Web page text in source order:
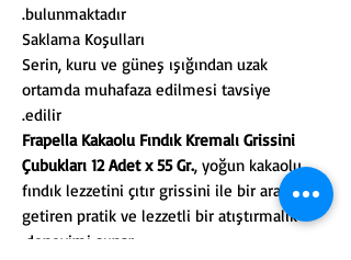
bulunmaktadır.
Saklama Koşulları
Serin, kuru ve güneş ışığından uzak
ortamda muhafaza edilmesi tavsiye
edilir.
Frapella Kakaolu Fındık Kremalı Grissini
Çubukları 12 Adet x 55 Gr., yoğun kakaolu
fındık lezzetini çıtır grissini ile bir araya
getiren pratik ve lezzetli bir atıştırmalık
deneyimi sunar.